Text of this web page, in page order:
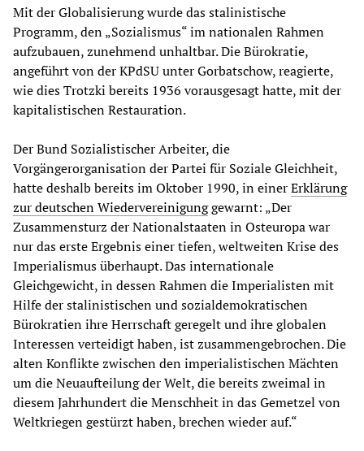
Mit der Globalisierung wurde das stalinistische
Programm, den „Sozialismus“ im nationalen Rahmen
aufzubauen, zunehmend unhaltbar. Die Bürokratie,
angeführt von der KPdSU unter Gorbatschow, reagierte,
wie dies Trotzki bereits 1936 vorausgesagt hatte, mit der
kapitalistischen Restauration.
Der Bund Sozialistischer Arbeiter, die
Vorgängerorganisation der Partei für Soziale Gleichheit,
hatte deshalb bereits im Oktober 1990, in einerErklärung
zur deutschen Wiedervereinigunggewarnt: „Der
Zusammensturz der Nationalstaaten in Osteuropa war
nur das erste Ergebnis einer tiefen, weltweiten Krise des
Imperialismus überhaupt. Das internationale
Gleichgewicht, in dessen Rahmen die Imperialisten mit
Hilfe der stalinistischen und sozialdemokratischen
Bürokratien ihre Herrschaft geregelt und ihre globalen
Interessen verteidigt haben, ist zusammengebrochen. Die
alten Konflikte zwischen den imperialistischen Mächten
um die Neuaufteilung der Welt, die bereits zweimal in
diesem Jahrhundert die Menschheit in das Gemetzel von
Weltkriegen gestürzt haben, brechen wieder auf.“